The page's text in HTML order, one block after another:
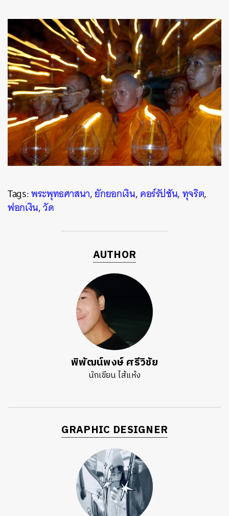
Tags:พระพุทธศาสนา,ยักยอกเงิน,คอร์รัปชัน,ทุจริต,
ฟอกเงิน,วัด
AUTHOR
พิพัฒน์พงษ์ ศรีวิชัย
นักเขียน ไส้แห้ง
GRAPHIC DESIGNER